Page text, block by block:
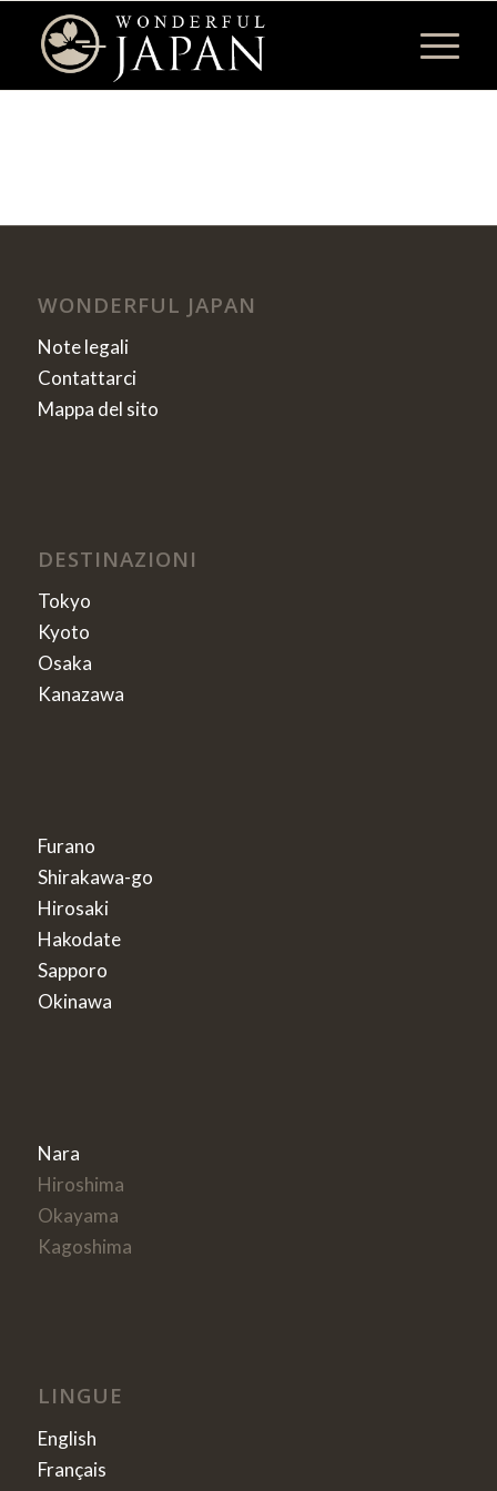
WONDERFUL JAPAN
Note legali
Contattarci
Mappa del sito
DESTINAZIONI
Tokyo
Kyoto
Osaka
Kanazawa
Furano
Shirakawa-go
Hirosaki
Hakodate
Sapporo
Okinawa
Nara
Hiroshima
Okayama
Kagoshima
LINGUE
English
Français